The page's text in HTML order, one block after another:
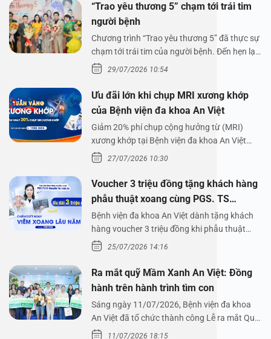
“Trao yêu thương 5” chạm tới trái tim
người bệnh
Chương trình “Trao yêu thương 5” đã thực sự
chạm tới trái tim của người bệnh. Đến hẹn lại
lên,…29/07/2026 10:54
Ưu đãi lớn khi chụp MRI xương khớp
của Bệnh viện đa khoa An Việt
Giảm 20% phí chụp cộng hưởng từ (MRI)
xương khớp tại Bệnh viện đa khoa An Việt
Bệnh viện đa…
27/07/2026 10:30
Voucher 3 triệu đồng tặng khách hàng
phẫu thuật xoang cùng PGS. TS
Nguyễn Thị Hoài An
Bệnh viện đa khoa An Việt dành tặng khách
hàng voucher 3 triệu đồng khi phẫu thuật
xoang cùng PGS.…
25/07/2026 14:16
Ra mắt quỹ Mầm Xanh An Việt: Đồng
hành trên hành trình tìm con
Sáng ngày 11/07/2026, Bệnh viện đa khoa
An Việt đã tổ chức thành công Lễ ra mắt Quỹ
Mầm Xanh…
11/07/2026 18:15